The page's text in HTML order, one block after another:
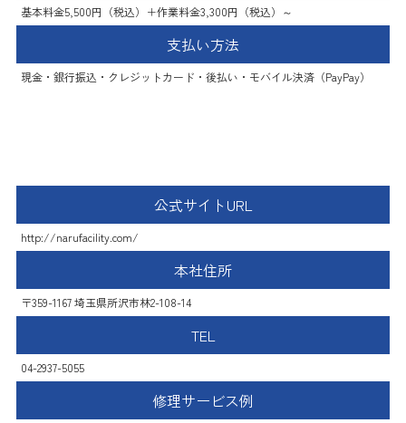
基本料金5,500円（税込）＋作業料金3,300円（税込）～
支払い方法
現金・銀行振込・クレジットカード・後払い・モバイル決済（PayPay）
公式サイトURL
http://narufacility.com/
本社住所
〒359-1167 埼玉県所沢市林2-108-14
TEL
04-2937-5055
修理サービス例